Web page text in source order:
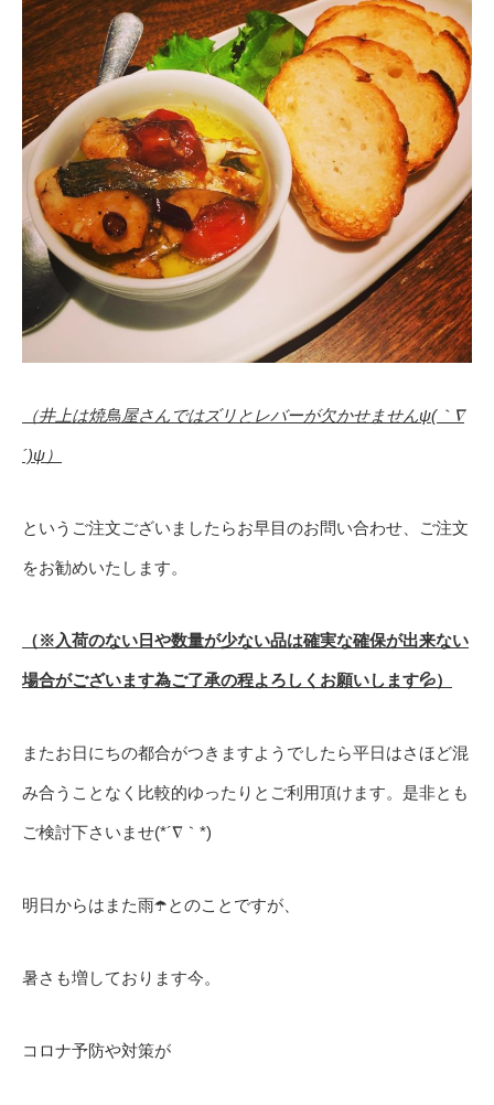
（井上は焼鳥屋さんではズリとレバーが欠かせませんψ(｀∇
´)ψ）
というご注文ございましたらお早目のお問い合わせ、ご注文
をお勧めいたします。
（※入荷のない日や数量が少ない品は確実な確保が出来ない
場合がございます為ご了承の程よろしくお願いします💦）
またお日にちの都合がつきますようでしたら平日はさほど混
み合うことなく比較的ゆったりとご利用頂けます。是非とも
ご検討下さいませ(*´∇｀*)
明日からはまた雨☂️とのことですが、
暑さも増しております今。
コロナ予防や対策が